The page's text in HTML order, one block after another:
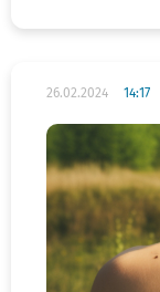
26.02.2024 14:17